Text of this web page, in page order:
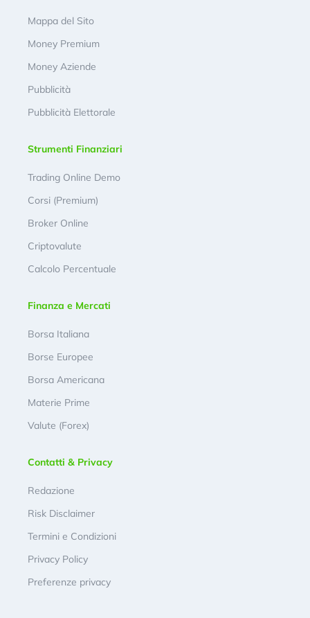
Mappa del Sito
Money Premium
Money Aziende
Pubblicità
Pubblicità Elettorale
Strumenti Finanziari
Trading Online Demo
Corsi (Premium)
Broker Online
Criptovalute
Calcolo Percentuale
Finanza e Mercati
Borsa Italiana
Borse Europee
Borsa Americana
Materie Prime
Valute (Forex)
Contatti & Privacy
Redazione
Risk Disclaimer
Termini e Condizioni
Privacy Policy
Preferenze privacy